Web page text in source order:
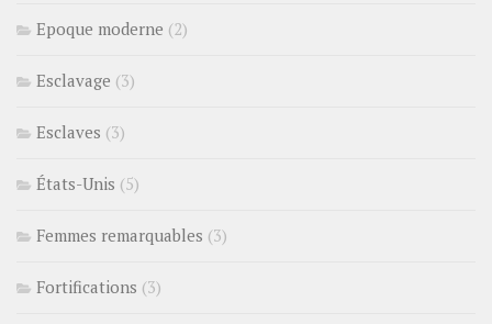
Epoque moderne (2)
Esclavage (3)
Esclaves (3)
États-Unis (5)
Femmes remarquables (3)
Fortifications (3)